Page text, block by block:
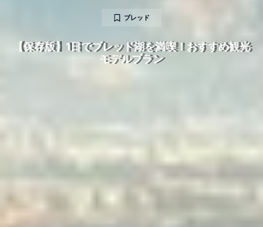
ブレッド
【保存版】1日でブレッド湖を満喫！おすすめ観光
モデルプラン